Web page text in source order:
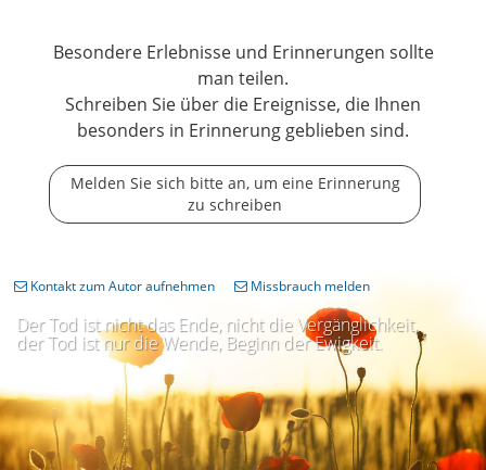
Besondere Erlebnisse und Erinnerungen sollte
man teilen.
Schreiben Sie über die Ereignisse, die Ihnen
besonders in Erinnerung geblieben sind.
Melden Sie sich bitte an, um eine Erinnerung
zu schreiben
Der Tod ist nicht das Ende, nicht die Vergänglichkeit,
der Tod ist nur die Wende, Beginn der Ewigkeit.
Kontakt zum Autor aufnehmen Missbrauch melden